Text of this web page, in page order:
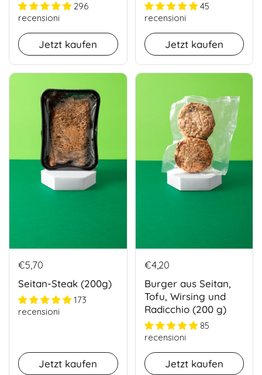
296
recensioni
Jetzt kaufen
45
recensioni
Jetzt kaufen
€5,70
Seitan-Steak (200g)
173
recensioni
Jetzt kaufen
€4,20
Burger aus Seitan,
Tofu, Wirsing und
Radicchio (200 g)
85
recensioni
Jetzt kaufen